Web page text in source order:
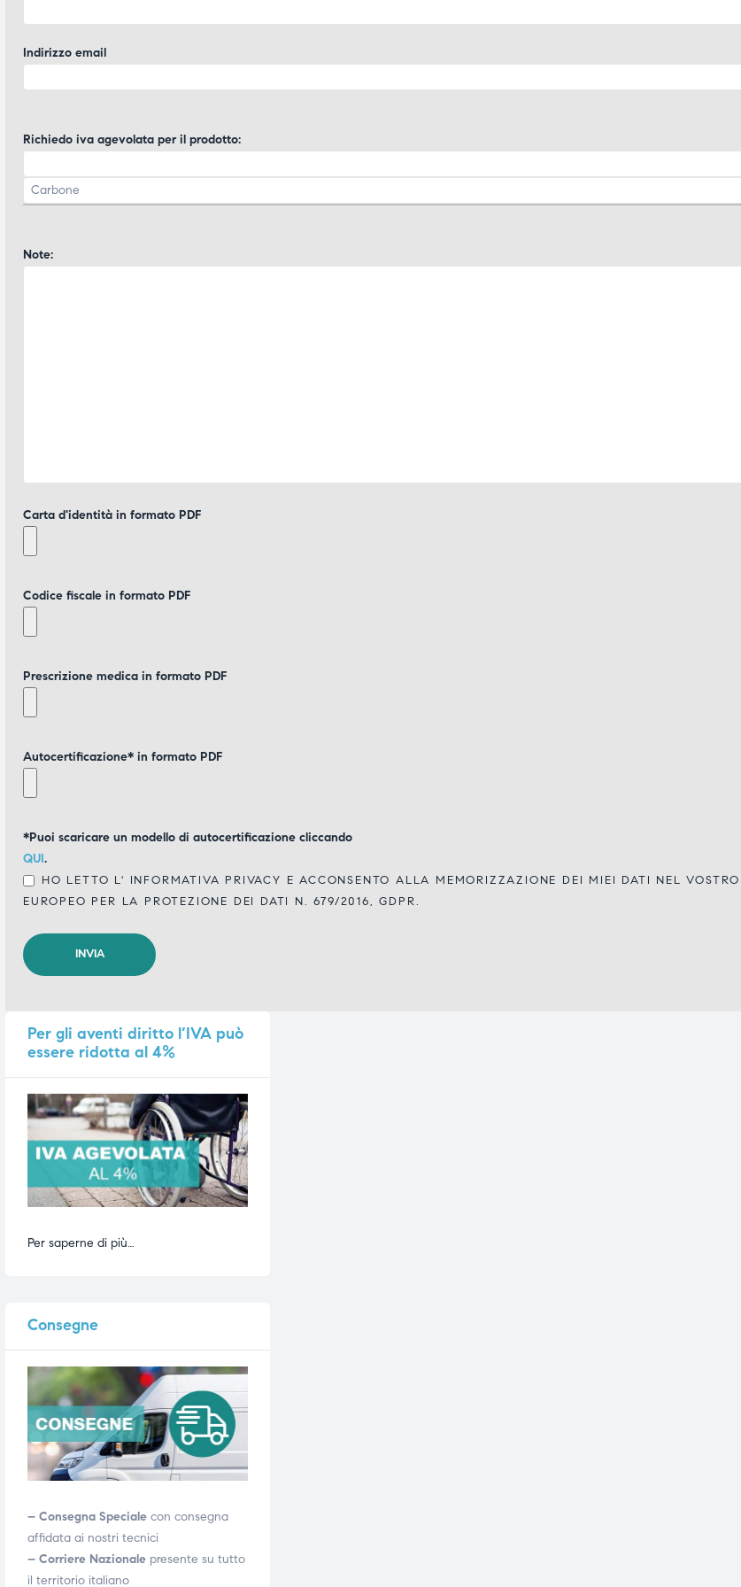
Indirizzo email
Richiedo iva agevolata per il prodotto:
Note:
Carta d'identità in formato PDF
Codice fiscale in formato PDF
Prescrizione medica in formato PDF
Autocertificazione* in formato PDF
*Puoi scaricare un modello di autocertificazione cliccando
QUI.
HO LETTO L' INFORMATIVA PRIVACY E ACCONSENTO ALLA MEMORIZZAZIONE DEI MIEI DATI NEL
EUROPEO PER LA PROTEZIONE DEI DATI N. 679/2016, GDPR.
Per gli aventi diritto l’IVA può
essere ridotta al 4%
Per saperne di più…
Consegne
– Consegna Speciale con consegna
affidata ai nostri tecnici
– Corriere Nazionale presente su tutto
il territorio italiano